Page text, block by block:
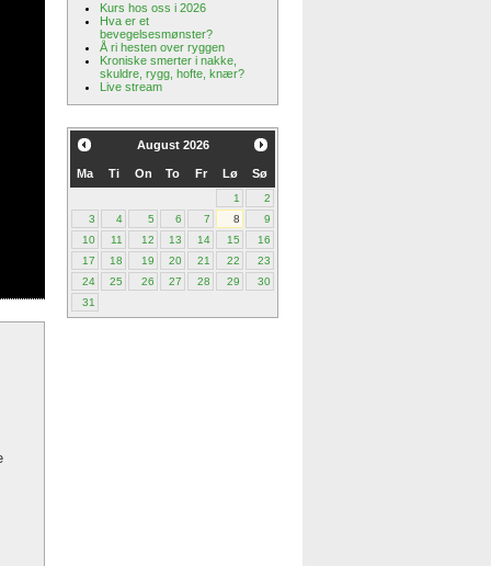
Kurs hos oss i 2026
Hva er et
bevegelsesmønster?
Å ri hesten over ryggen
Kroniske smerter i nakke,
skuldre, rygg, hofte, knær?
Live stream
August 2026
Ma Ti On To Fr Lø Sø
1
2
3
4 5 6 7 8
9
10
11 12 13 14 15
16
17
18 19 20 21 22
23
24
25 26 27 28 29
30
31